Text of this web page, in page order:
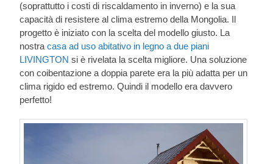
(soprattutto i costi di riscaldamento in inverno) e la sua
capacità di resistere al clima estremo della Mongolia. Il
progetto è iniziato con la scelta del modello giusto. La
nostracasa ad uso abitativo in legno a due piani
LIVINGTON si è rivelata la scelta migliore. Una soluzione
con coibentazione a doppia parete era la più adatta per un
clima rigido ed estremo. Quindi il modello era davvero
perfetto!